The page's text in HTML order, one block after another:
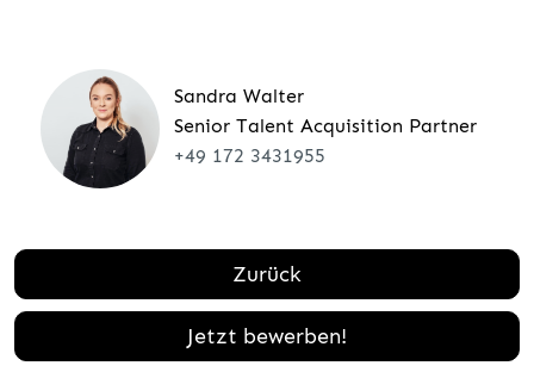
Sandra Walter
Senior Talent Acquisition Partner
+49 172 3431955
Zurück
Jetzt bewerben!